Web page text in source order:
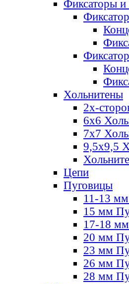
Фиксаторы и
Хольнитены
2х-
6х6
7х7
9,5х9,5
Цепи
Пуговицы
11-13
15 мм
17-18
20 мм
23 мм
26 мм
28 мм